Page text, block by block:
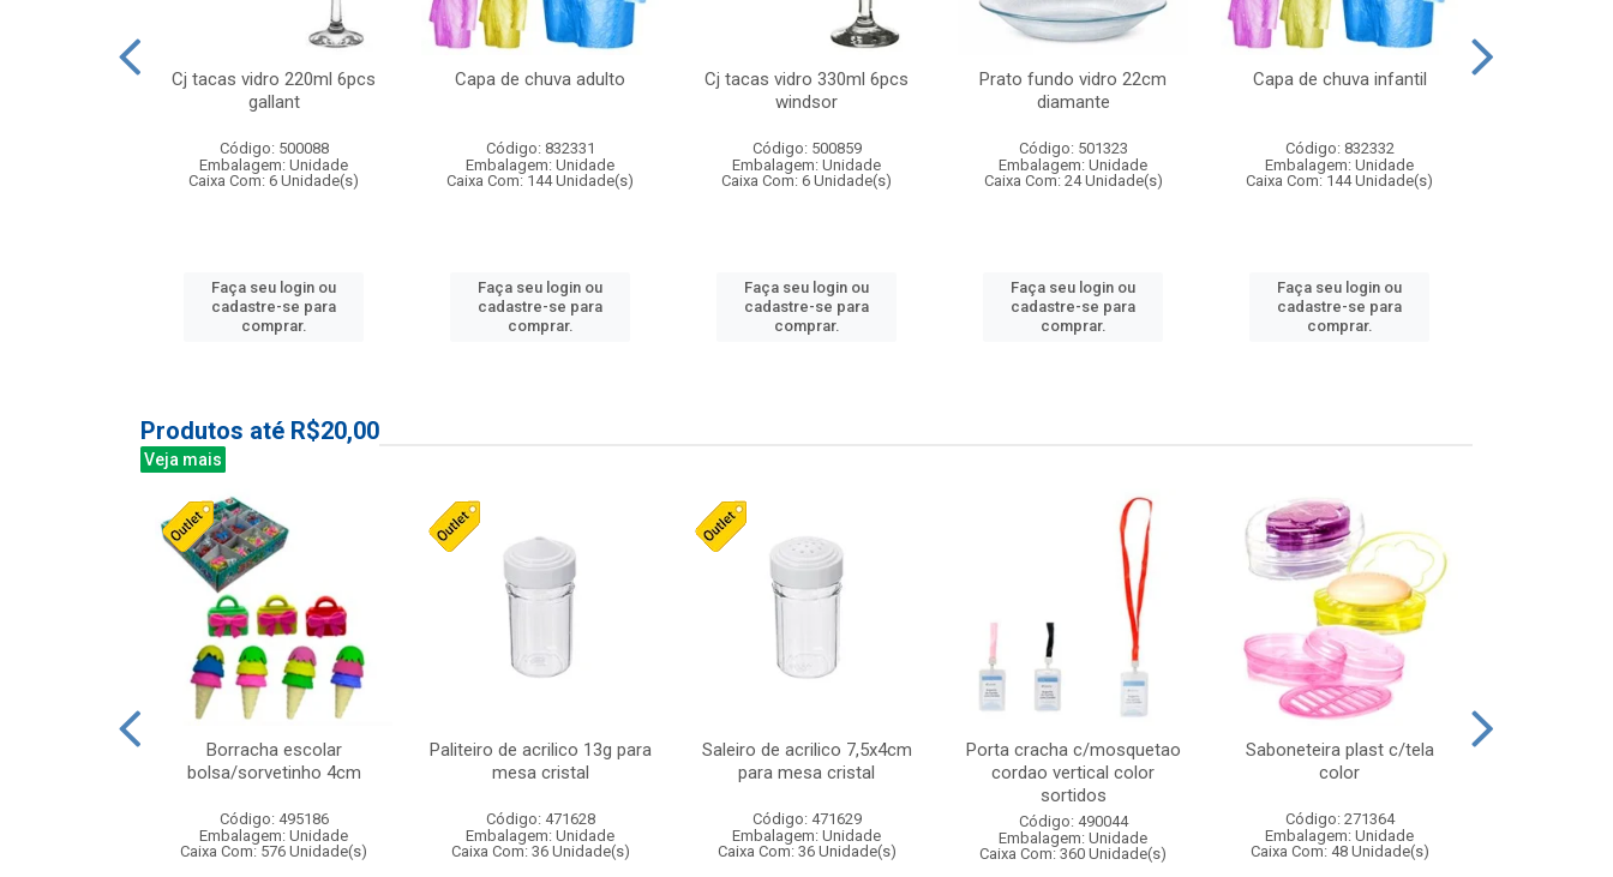
Cj tacas vidro 220ml 6pcs
gallant
Código: 500088
Embalagem: Unidade
Caixa Com: 6 Unidade(s)
Faça seu login ou
cadastre-se para
comprar.
Capa de chuva adulto
Código: 832331
Embalagem: Unidade
Caixa Com: 144 Unidade(s)
Faça seu login ou
cadastre-se para
comprar.
Cj tacas vidro 330ml 6pcs
windsor
Código: 500859
Embalagem: Unidade
Caixa Com: 6 Unidade(s)
Faça seu login ou
cadastre-se para
comprar.
Prato fundo vidro 22cm
diamante
Código: 501323
Embalagem: Unidade
Caixa Com: 24 Unidade(s)
Faça seu login ou
cadastre-se para
comprar.
Capa de chuva infantil
Código: 832332
Embalagem: Unidade
Caixa Com: 144 Unidade(s)
Faça seu login ou
cadastre-se para
comprar.
Produtos até R$20,00
Veja mais
Borracha escolar
bolsa/sorvetinho 4cm
Código: 495186
Embalagem: Unidade
Caixa Com: 576 Unidade(s)
Paliteiro de acrilico 13g para
mesa cristal
Código: 471628
Embalagem: Unidade
Caixa Com: 36 Unidade(s)
Saleiro de acrilico 7,5x4cm
para mesa cristal
Código: 471629
Embalagem: Unidade
Caixa Com: 36 Unidade(s)
Porta cracha c/mosquetao
cordao vertical color
sortidos
Código: 490044
Embalagem: Unidade
Caixa Com: 360 Unidade(s)
Saboneteira plast c/tela
color
Código: 271364
Embalagem: Unidade
Caixa Com: 48 Unidade(s)